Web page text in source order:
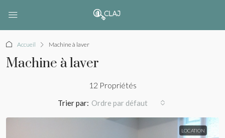
Accueil Machine à laver
Machine à laver
12 Propriétés
Trier par: Ordre par défaut
LOCATION